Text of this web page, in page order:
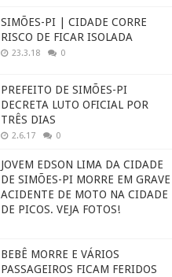
SIMÕES-PI | CIDADE CORRE
RISCO DE FICAR ISOLADA
23.3.18 0
PREFEITO DE SIMÕES-PI
DECRETA LUTO OFICIAL POR
TRÊS DIAS
2.6.17 0
JOVEM EDSON LIMA DA CIDADE
DE SIMÕES-PI MORRE EM GRAVE
ACIDENTE DE MOTO NA CIDADE
DE PICOS. VEJA FOTOS!
BEBÊ MORRE E VÁRIOS
PASSAGEIROS FICAM FERIDOS